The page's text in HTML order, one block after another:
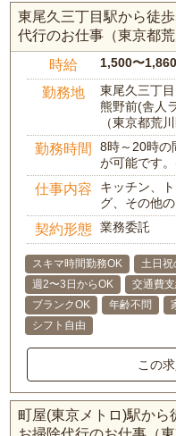
東尾久三丁目駅から徒
代行のお仕事（東京都荒
時給 1,500〜
勤務地
東尾久三丁
熊野前(舎人
（東京都荒
勤務時間
8時～20時の
が可能です
仕事内容
キッチン、
グ、その他
契約形態 業務委託
スキマ時間勤務OK 土日祝
週2〜3日からOK
交通費
ブランクOK
年齢不問
シフト自由
この
町屋(東京メトロ)駅か